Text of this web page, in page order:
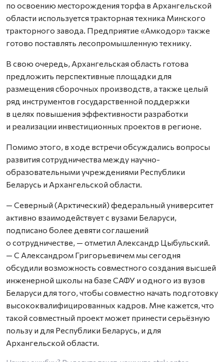
по освоению месторождения торфа в Архангельской
области используется тракторная техника Минского
тракторного завода. Предприятие «Амкодор» также
готово поставлять лесопромышленную технику.
В свою очередь, Архангельская область готова
предложить перспективные площадки для
размещения сборочных производств, а также целый
ряд инструментов государственной поддержки
в целях повышения эффективности разработки
и реализации инвестиционных проектов в регионе.
Помимо этого, в ходе встречи обсуждались вопросы
развития сотрудничества между научно-
образовательными учреждениями Республики
Беларусь и Архангельской области.
— Северный (Арктический) федеральный университет
активно взаимодействует с вузами Беларуси,
подписано более девяти соглашений
о сотрудничестве, — отметил Александр Цыбульский.
— С Александром Григорьевичем мы сегодня
обсудили возможность совместного создания высшей
инженерной школы на базе САФУ и одного из вузов
Беларуси для того, чтобы совместно начать подготовку
высококвалифицированных кадров. Мне кажется, что
такой совместный проект может принести серьёзную
пользу и для Республики Беларусь, и для
Архангельской области.